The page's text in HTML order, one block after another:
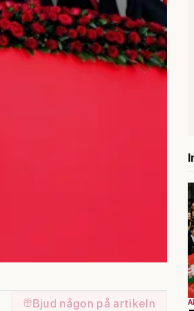
Bjud någon på artikeln